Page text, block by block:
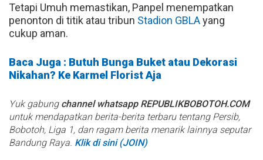
Tetapi Umuh memastikan, Panpel menempatkan
penonton di titik atau tribun Stadion GBLAyang
cukup aman.
Baca Juga : Butuh Bunga Buket atau Dekorasi
Nikahan? Ke Karmel Florist Aja
Yuk gabung channel whatsapp REPUBLIKBOBOTOH.COM
untuk mendapatkan berita-berita terbaru tentang Persib,
Bobotoh, Liga 1, dan ragam berita menarik lainnya seputar
Bandung Raya. Klik di sini (JOIN)